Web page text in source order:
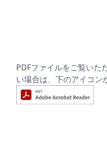
PDFファイルをご覧い
い場合は、下のアイコン